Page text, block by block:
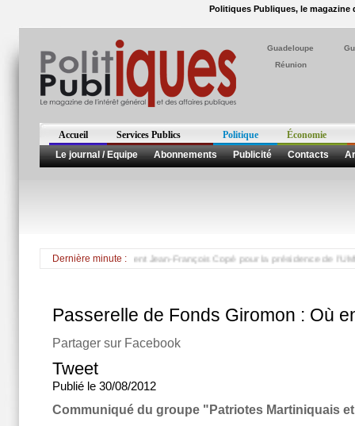
Politiques Publiques, le magazine
Guadeloupe
Réunion
Accueil Services Publics Politique
Économie
Le journal / Equipe
Abonnements Publicité Contacts
Dernière minute :
UMP Martinique) soutient Jean-François Copé pour la présidence de l'UMP
Passerelle de Fonds Giromon : Où
Partager sur Facebook
Tweet
Publié le 30/08/2012
Communiqué du groupe "Patriotes Martiniquais